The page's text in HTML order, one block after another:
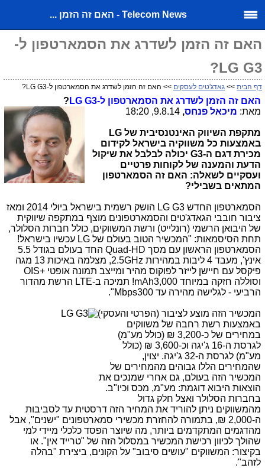
Telecom News - האם זה הזמן ...
האם זה הזמן לשדרג את הסמארטפון ל-
LG G3?
דף הבית >> גאדג'טים לעסקים >> האם זה הזמן לשדרג את הסמארטפון ל-LG G3?
האם זה הזמן לשדרג את הסמארטפון ל-LG G3
?
מאת: מיכאל פנחס,
9.8.14, 18:20
מתקפת השיווק האינטנסיבית של LG
באמצעות כל משווקיה בישראל לקידום
מכירת דגם ה-G3 יכולה לבלבל את שיקול
הדעת והמענה של לקוחות פרטיים
ועסקיים לשאלה: האם זה הסמארטפון
המתאים בשבילי?
הסמארטפון החדש LG G3
הושק רשמית בישראל ביולי 2014 ומאז
ציבור חובבי הגאדג'טים והסמארטפונים מוצף במתקפה שיווקית
של היבואן הרשמי (רונלייט) ורשת המשווקים, כולל חברות הסלולר,
תחת הסיסמאות: "המכשיר הטוב בעולם של LG עכשיו בישראל!
הסמארטפון הראשון עם מסך Quad-HD
החד בעולם בגודל 5.5
אינץ', מעבד 4 ליבות במהירות
2.5GHz
, מצלמה באיכות 13 מגה
פיקסל עם חיישן לייזר לפוקוס מהיר ומייצב תמונה אופטי +OIS
וסוללה חזקה במיוחד 3,000
mAh! תמיכה ב-LTE הרשת מהדור
הרביעי - לגלישה מהירה עד 300
Mbps
".
המכשיר הזה מוצע לציבור (הפרטי והעסקי)
באמצעות רשת רחבה של משווקים
במחירים של כ-3,200 ₪ (כולל מע"מ)
לגרסת ה-16 ג'יגה וכ-3,600 ₪ (כולל
מע"מ) לגרסת ה-32 ג'יגה. יצוין,
שהמחירים הללו גבוהים מהמחירים של
המכשיר הזה בעולם, גם אחרי שמנכים את
הוצאות היבוא דוגמת: מע"מ, מכס וכיו"ב.
בחברות הסלולר ואצל חלק גדול
מהמשווקים ניתן להוריד את המחיר הזה דרסטית עד לסביבות
ה-2,000 ₪, בתמורה להחזרת מכשירי סמארטפונים "ישנים", אבל
מהדגמים המתקדמים ביותר, מה שיוצר הפסד כלכלי מיידי למי
שהולך לכיוון רכישת המכשיר במסלול הזה של "טרייד אין". או
בקיצור: המשווקים "עושים סיבוב" על הקונים, ביצירת "בהלה
לזהב".